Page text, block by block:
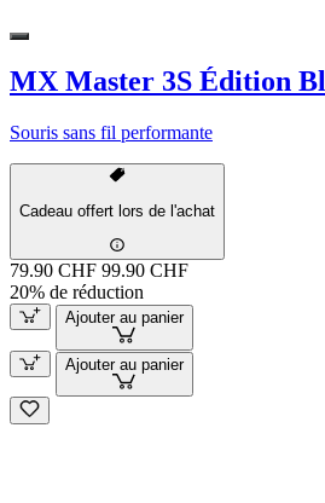
MX Master 3S Édition
Souris sans fil performante
Cadeau offert lors de l'achat
79.90 CHF 99.90 CHF
20% de réduction
Ajouter au panier
Ajouter au panier